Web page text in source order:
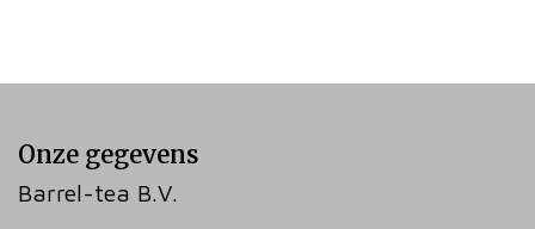
Onze gegevens
Barrel-tea B.V.